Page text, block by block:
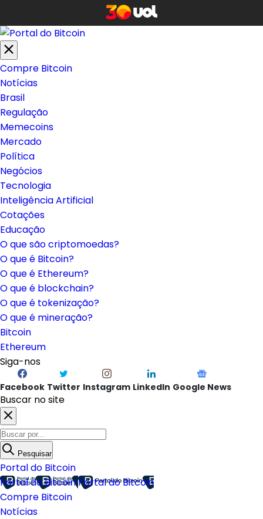
Compre Bitcoin
Notícias
Brasil
Regulação
Memecoins
Mercado
Política
Negócios
Tecnologia
Inteligência Artificial
Cotações
Educação
O que são criptomoedas?
O que é Bitcoin?
O que é Ethereum?
O que é blockchain?
O que é tokenização?
O que é mineração?
Bitcoin
Ethereum
Siga-nos
Facebook Twitter Instagram LinkedIn Google News
Buscar no site
Pesquisar
Portal do Bitcoin
Portal do BitcoinPortal do Bitcoin
Compre Bitcoin
Notícias